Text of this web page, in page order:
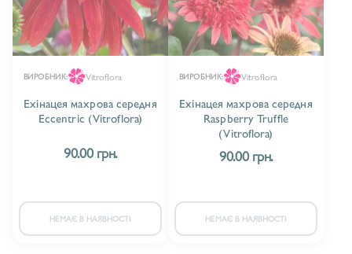
ВИРОБНИК: Vitroflora
Ехінацея махрова середня
Eccentric (Vitroflora)
90.00 грн.
НЕМАЄ В НАЯВНОСТІ
ВИРОБНИК: Vitroflora
Ехінацея махрова середня
Raspberry Truffle
(Vitroflora)
90.00 грн.
НЕМАЄ В НАЯВНОСТІ